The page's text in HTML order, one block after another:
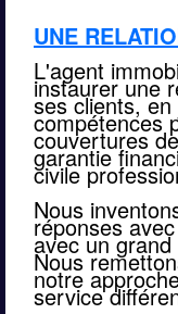
UNE
L'agent
instaurer une
ses clients,
compétences
couvertures
garantie
civile
Nous
réponses
avec un grand
Nous
notre
service